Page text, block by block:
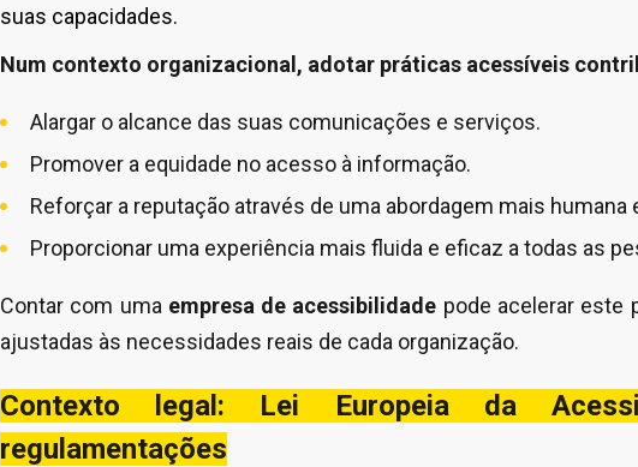
suas capacidades.
Num contexto organizacional, adotar práticas acessíveis
Alargar o alcance das suas comunicações e serviços.
Promover a equidade no acesso à informação.
Reforçar a reputação através de uma abordagem mais humana
Proporcionar uma experiência mais fluida e eficaz a todas as
Contar com uma empresa de acessibilidade pode acelerar este
ajustadas às necessidades reais de cada organização.
Contexto legal: Lei Europeia da
regulamentações